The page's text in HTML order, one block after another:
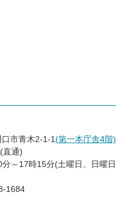
市青木2-1-1(第一本庁舎4階)
直通)
～17時15分(土曜日、日曜
1684